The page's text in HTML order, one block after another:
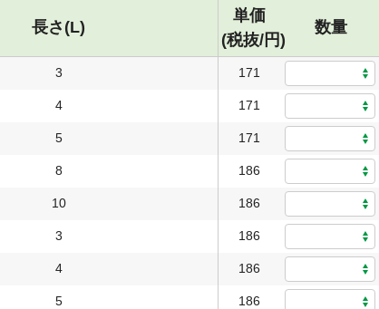
長さ(L)
単価
(税抜/円)
数量
3 171
4 171
5 171
8 186
10 186
3 186
4 186
5 186